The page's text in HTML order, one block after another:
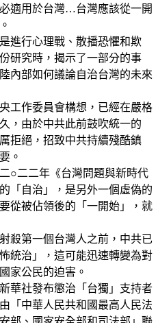
適用於台灣…台灣應該從一開
進行心理戰、散播恐懼和欺
研究時，揭示了一部分的事
內部如何議論自治台灣的未來
工作委員會構想，已經在嚴格
，由於中共此前鼓吹統一的
拒絕，招致中共持續殘酷鎮
。
○二二年《台灣問題與新時代
「自治」，是另外一個虛偽的
從被佔領後的「一開始」，就
殺第一個台灣人之前，中共已
統治」，這可能迅速轉變為對
家公民的迫害。
華社發布懲治「台獨」支持者
「中華人民共和國最高人民法